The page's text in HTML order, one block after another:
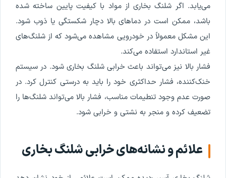
می‌یابد. اگر شلنگ بخاری از مواد با کیفیت پایین ساخته شده
باشد، ممکن است در دماهای بالا دچار شکستگی یا ذوب شود.
این مشکل معمولاً در خودرویی مشاهده می‌شود که از شلنگ‌های
غیر استاندارد استفاده می‌کند.
فشار بالا نیز می‌تواند باعث خرابی شلنگ بخاری شود. در سیستم
خنک‌کننده، فشار حداکثری خود را باید به درستی کنترل کرد. در
صورت عدم وجود تنطیمات مناسب، فشار بالا می‌تواند شلنگ‌ها را
تضعیف کرده و منجر به نشتی و خرابی شود.
علائم و نشانه‌های خرابی شلنگ بخاری